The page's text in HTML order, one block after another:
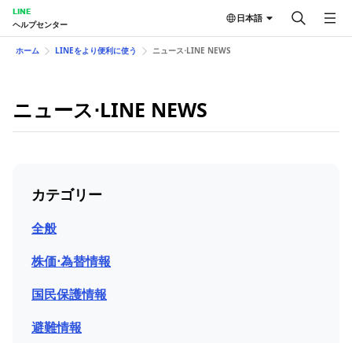
LINE
ヘルプセンター
日本語
ホーム LINEをより便利に使う ニュース⋅LINE NEWS
ニュース⋅LINE NEWS
カテゴリー
全般
株価⋅為替情報
国民保護情報
避難情報